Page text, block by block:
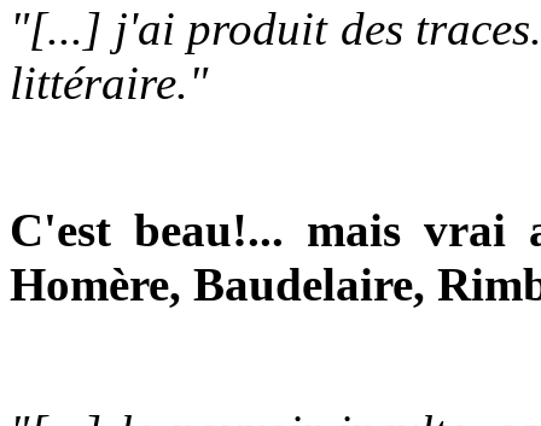
"[...] j'ai produit des
littéraire."
C'est beau!... mais vrai
Homère, Baudelaire,